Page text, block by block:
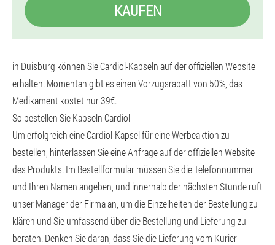
KAUFEN
in Duisburg können Sie Cardiol-Kapseln auf der offiziellen Website
erhalten. Momentan gibt es einen Vorzugsrabatt von 50%, das
Medikament kostet nur 39€.
So bestellen Sie Kapseln Cardiol
Um erfolgreich eine Cardiol-Kapsel für eine Werbeaktion zu
bestellen, hinterlassen Sie eine Anfrage auf der offiziellen Website
des Produkts. Im Bestellformular müssen Sie die Telefonnummer
und Ihren Namen angeben, und innerhalb der nächsten Stunde ruft
unser Manager der Firma an, um die Einzelheiten der Bestellung zu
klären und Sie umfassend über die Bestellung und Lieferung zu
beraten. Denken Sie daran, dass Sie die Lieferung vom Kurier